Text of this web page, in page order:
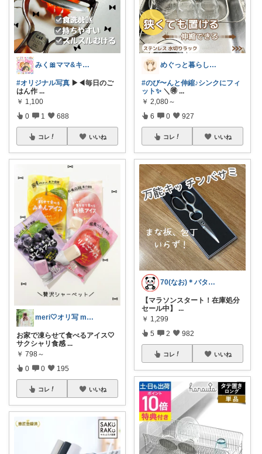
みく🎀ママ&キッズグッズ🎁
#オリジナル写真 ▶︎◀︎毎日のご
はん作 ...
￥ 1,100
0 1 688
コレ いいね
meri🤍オリ写 main
お家で凍らせて食べるアイス🤍
サクシャリ食感 ...
￥ 798～
0 0 195
コレ いいね
めぐっと暮らし🍋朝コレ&いいね周り
#のび〜んと伸縮♪シンクにフィ
ット✨ ＼🉐 ...
￥ 2,080～
6 0 927
コレ いいね
70(なお)＊バタバタな毎日をご機嫌に♡
【マラソンスタート！在庫処分
セール中】 ...
￥ 1,299
5 2 982
コレ いいね